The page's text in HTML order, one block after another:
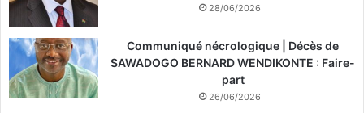
28/06/2026
Communiqué nécrologique | Décès de
SAWADOGO BERNARD WENDIKONTE : Faire-
part
26/06/2026